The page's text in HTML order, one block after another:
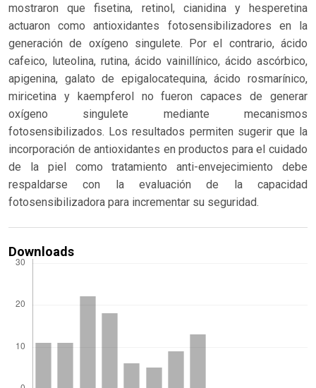
mostraron que fisetina, retinol, cianidina y hesperetina
actuaron como antioxidantes fotosensibilizadores en la
generación de oxígeno singulete. Por el contrario, ácido
cafeico, luteolina, rutina, ácido vainillínico, ácido ascórbico,
apigenina, galato de epigalocatequina, ácido rosmarínico,
miricetina y kaempferol no fueron capaces de generar
oxígeno singulete mediante mecanismos
fotosensibilizados. Los resultados permiten sugerir que la
incorporación de antioxidantes en productos para el cuidado
de la piel como tratamiento anti-envejecimiento debe
respaldarse con la evaluación de la capacidad
fotosensibilizadora para incrementar su seguridad.
Downloads